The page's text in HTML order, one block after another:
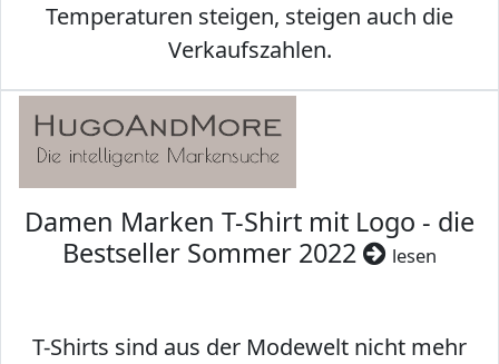
Temperaturen steigen, steigen auch die
Verkaufszahlen.
Damen Marken T-Shirt mit Logo - die
Bestseller Sommer 2022
lesen
T-Shirts sind aus der Modewelt nicht mehr